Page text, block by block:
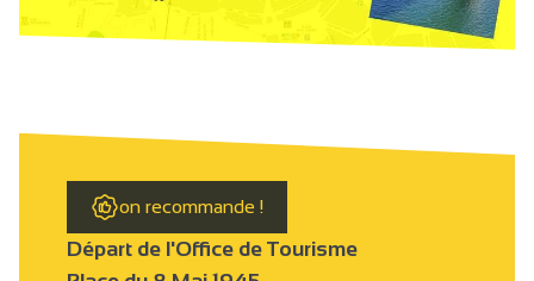
on recommande !
Départ de l'Office de Tourisme